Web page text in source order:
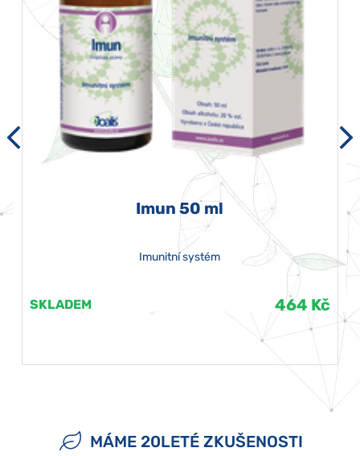
Imun 50 ml
Imunitní systém
SKLADEM 464 Kč
MÁME 20LETÉ ZKUŠENOSTI